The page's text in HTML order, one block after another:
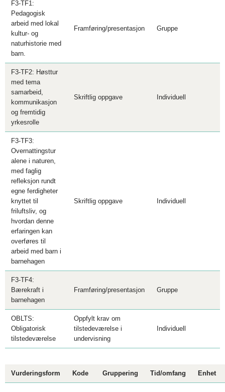
F3-TF1:
Pedagogisk
arbeid med lokal
kultur- og
naturhistorie med
barn.
Framføring/presentasjon Gruppe
F3-TF2: Høsttur
med tema
samarbeid,
kommunikasjon
og fremtidig
yrkesrolle
Skriftlig oppgave Individuell
F3-TF3:
Overnattingstur
alene i naturen,
med faglig
refleksjon rundt
egne ferdigheter
knyttet til
friluftsliv, og
hvordan denne
erfaringen kan
overføres til
arbeid med barn i
barnehagen
Skriftlig oppgave Individuell
F3-TF4:
Bærekraft i
barnehagen
Framføring/presentasjon Gruppe
OBLTS:
Obligatorisk
tilstedeværelse
Oppfylt krav om
tilstedeværelse i
undervisning
Individuell
Vurderingsform Kode Gruppering Tid/omfang Enhet